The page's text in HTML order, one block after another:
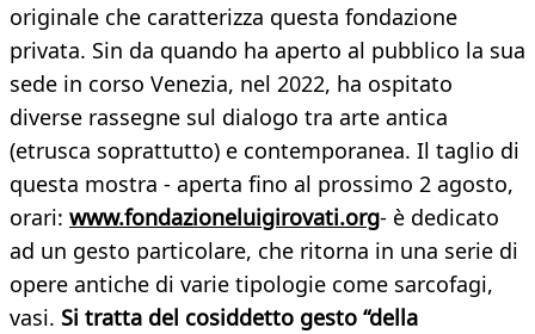
originale che caratterizza questa fondazione
privata. Sin da quando ha aperto al pubblico la sua
sede in corso Venezia, nel 2022, ha ospitato
diverse rassegne sul dialogo tra arte antica
(etrusca soprattutto) e contemporanea. Il taglio di
questa mostra - aperta fino al prossimo 2 agosto,
orari: www.fondazioneluigirovati.org- è dedicato
ad un gesto particolare, che ritorna in una serie di
opere antiche di varie tipologie come sarcofagi,
vasi. Si tratta del cosiddetto gesto “della